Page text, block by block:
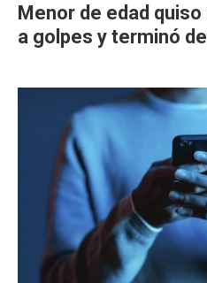
Menor de edad
a golpes y terminó